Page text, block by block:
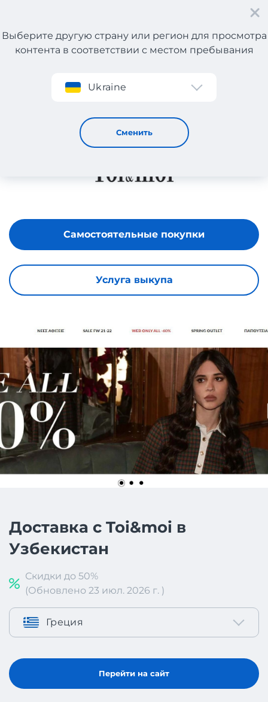
Регистрация
Выберите другую страну или регион для просмотра
контента в соответствии с местом пребывания
Ukraine
Сменить
Toi&moi
Услуга выкупа
Самостоятельные покупки
Доставка с Toi&moi в
Узбекистан
Скидки до 50%
(Обновлено 23 июл. 2026 г. )
Греция
Перейти на сайт